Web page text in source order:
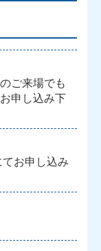
ご来場でも
申し込み下
お申し込み